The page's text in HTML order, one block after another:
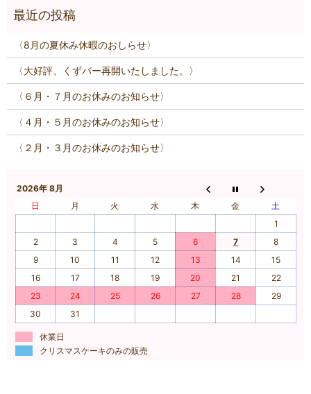
〈8月の夏休み休暇のおしらせ〉
〈大好評、くずバー再開いたしました。〉
〈６月・７月のお休みのお知らせ〉
〈４月・５月のお休みのお知らせ〉
〈２月・３月のお休みのお知らせ〉
2026年 8月
日
月 火 水 木 金
土
1
2
3 4 5 6 7
8
9
10 11 12 13 14
15
16
17 18 19 20 21
22
23
24 25 26 27 28
29
30
31
休業日
クリスマスケーキのみの販売